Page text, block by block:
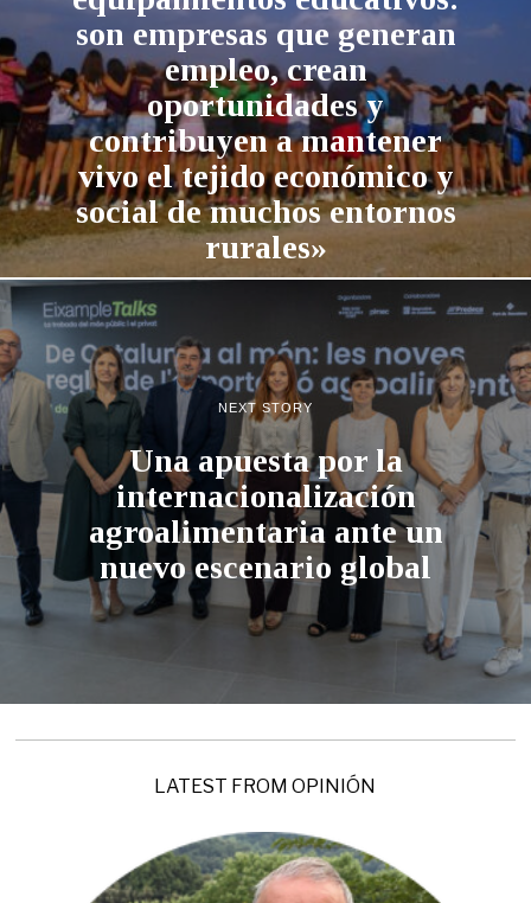
son empresas que generan
empleo, crean
oportunidades y
contribuyen a mantener
vivo el tejido económico y
social de muchos entornos
rurales»
NEXT STORY
Una apuesta por la
internacionalización
agroalimentaria ante un
nuevo escenario global
LATEST FROM OPINIÓN